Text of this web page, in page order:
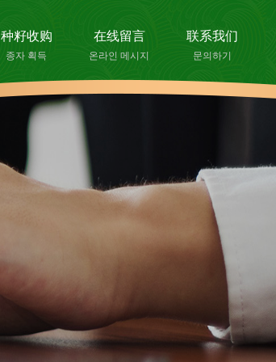
种籽收购
종자 획득
在线留言
온라인 메시지
联系我们
문의하기